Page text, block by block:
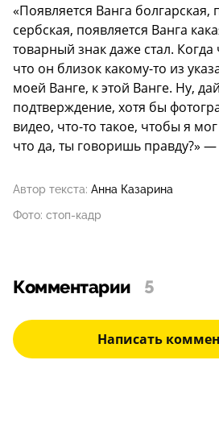
«Появляется Ванга болгарская,
сербская, появляется Ванга
товарный знак даже стал. Когда
что он близок какому-то из
моей Ванге, к этой Ванге. Ну,
подтверждение, хотя бы
видео, что-то такое, чтобы я
что да, ты говоришь правду?»
Автор текста: Анна Казарина
Фото: стоп-кадр
Комментарии 5
Написать